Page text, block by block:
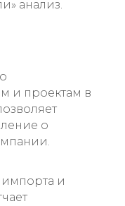
анализ.
и проектам в
о
и